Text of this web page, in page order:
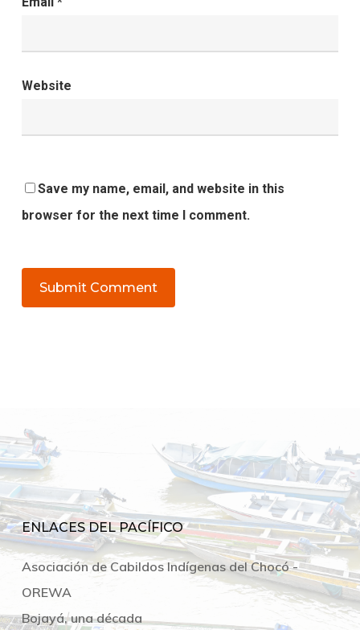
Website
Save my name, email, and website in this
browser for the next time I comment.
ENLACES DEL PACÍFICO
Asociación de Cabildos Indígenas del Chocó -
OREWA
Bojayá, una década